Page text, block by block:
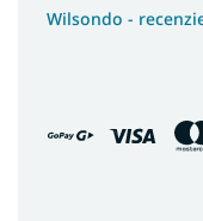
Wilsondo -